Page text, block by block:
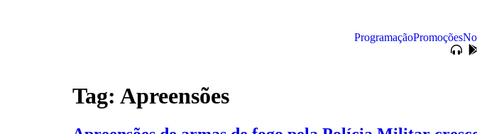
ProgramaçãoPromoções
Tag: Apreensões